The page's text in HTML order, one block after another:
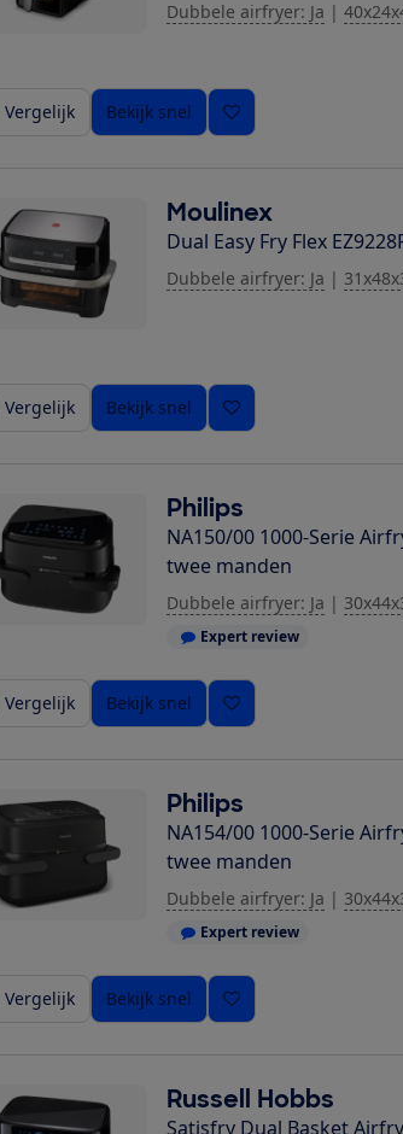
Dubbele airfryer: Ja |
Vergelijk Bekijk snel
Moulinex
Dual Easy Fry Flex
Dubbele airfryer: Ja |
Vergelijk Bekijk snel
Philips
NA150/00 1000-Serie
twee manden
Dubbele airfryer: Ja |
Expert review
Vergelijk Bekijk snel
Philips
NA154/00 1000-Serie
twee manden
Dubbele airfryer: Ja |
Expert review
Vergelijk Bekijk snel
Russell Hobbs
Satisfry Dual Basket